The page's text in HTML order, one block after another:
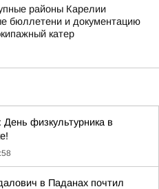
районы Карелии
бюллетени и документацию
катер
физкультурника в
в Паданах почтил